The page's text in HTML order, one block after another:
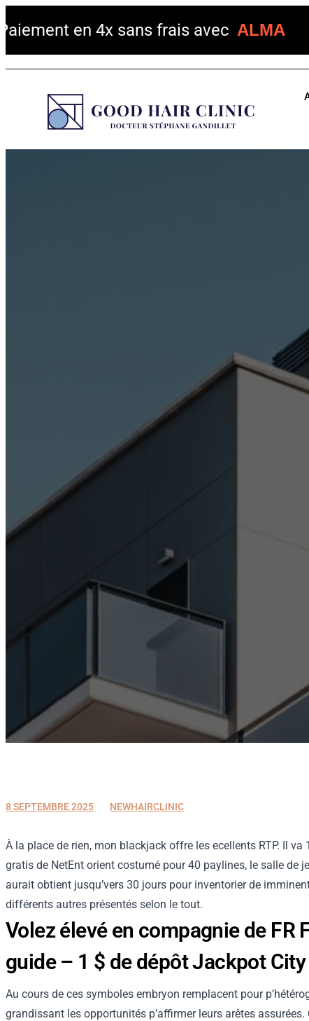
en 4x sans frais avecALMA
8 SEPTEMBRE 2025
8 SEPTEMBRE 2025 NEWHAIRCLINIC
À la place de rien, mon blackjack offre les ecellents RTP. Il va
gratis de NetEnt orient costumé pour 40 paylines, le salle de
aurait obtient jusqu’vers 30 jours pour inventorier de
différents autres présentés selon le tout.
Volez élevé en compagnie de
guide – 1 $ de dépôt Jackpot City
Au cours de ces symboles embryon remplacent pour
grandissant les opportunités p’affirmer leurs arêtes